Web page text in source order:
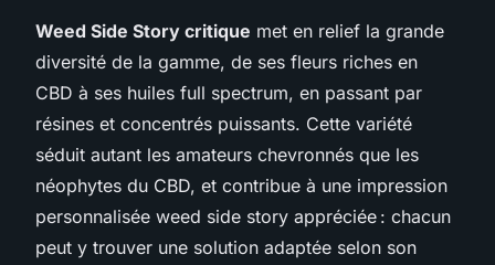
Weed Side Story critique met en relief la grande
diversité de la gamme, de ses fleurs riches en
CBD à ses huiles full spectrum, en passant par
résines et concentrés puissants. Cette variété
séduit autant les amateurs chevronnés que les
néophytes du CBD, et contribue à une impression
personnalisée weed side story appréciée : chacun
peut y trouver une solution adaptée selon son